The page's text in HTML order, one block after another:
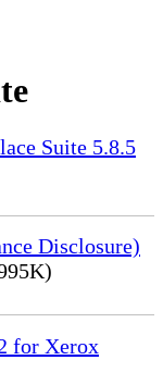
Suite 5.8.5
Disclosure)
for Xerox